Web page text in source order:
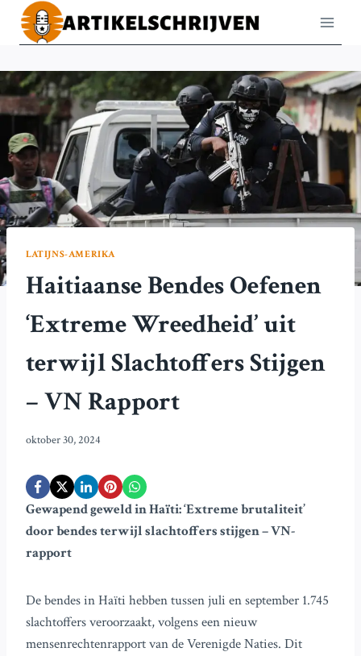
Doorgaan
naar
LATIJNS-AMERIKA
Haitiaanse Bendes Oefenen
‘Extreme Wreedheid’ uit
terwijl Slachtoffers Stijgen
– VN Rapport
oktober 30, 2024
Gewapend geweld in Haïti: ‘Extreme brutaliteit’
door bendes terwijl slachtoffers stijgen – VN-
rapport
De bendes in Haïti hebben tussen juli en september 1.745
slachtoffers veroorzaakt, volgens een nieuw
mensenrechtenrapport van de Verenigde Naties. Dit